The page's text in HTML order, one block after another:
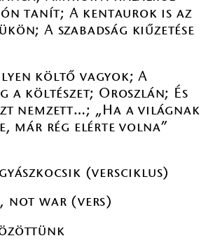
tanít; A kentaurok is az
A szabadság kiűzetése
költő vagyok; A
a költészet; Oroszlán; És
nemzett…; „Ha a világnak
már rég elérte volna”
(versciklus)
not war (vers)